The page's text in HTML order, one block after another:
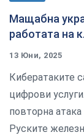
Мащабна
работата на
13 Юни, 2025
Кибератаките
цифрови
повторна
Руските